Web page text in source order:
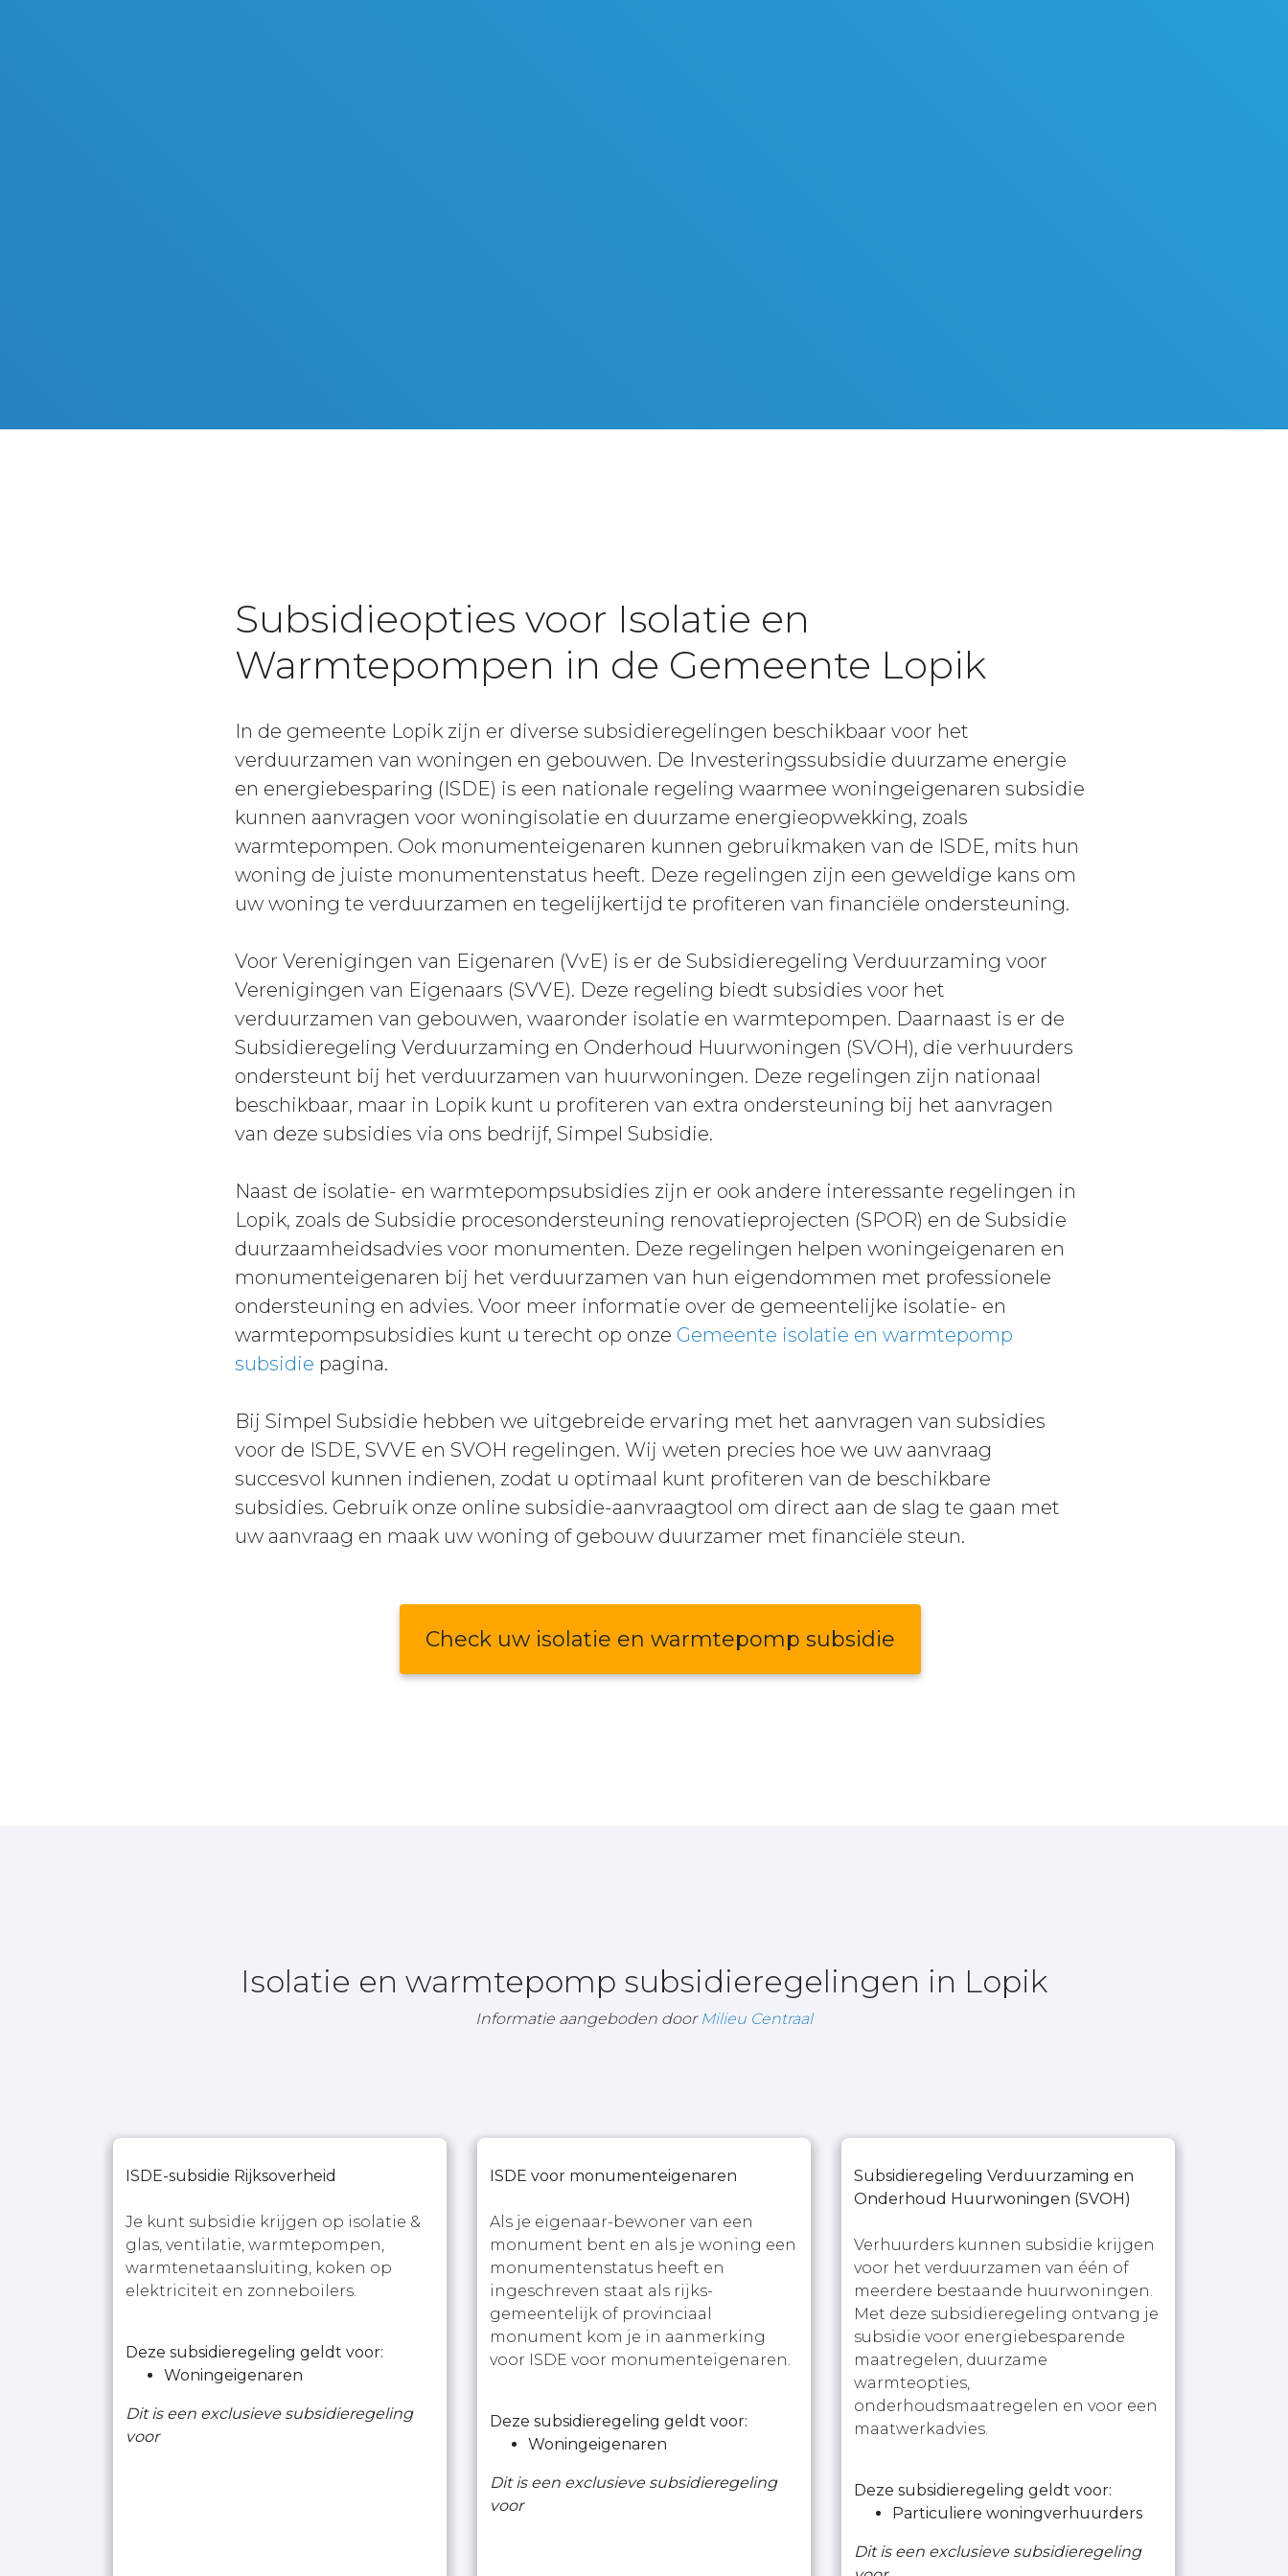
Subsidieopties voor Isolatie en
Warmtepompen in de Gemeente Lopik
In de gemeente Lopik zijn er diverse subsidieregelingen beschikbaar voor het
verduurzamen van woningen en gebouwen. De Investeringssubsidie duurzame energie
en energiebesparing (ISDE) is een nationale regeling waarmee woningeigenaren subsidie
kunnen aanvragen voor woningisolatie en duurzame energieopwekking, zoals
warmtepompen. Ook monumenteigenaren kunnen gebruikmaken van de ISDE, mits hun
woning de juiste monumentenstatus heeft. Deze regelingen zijn een geweldige kans om
uw woning te verduurzamen en tegelijkertijd te profiteren van financiële ondersteuning.
Voor Verenigingen van Eigenaren (VvE) is er de Subsidieregeling Verduurzaming voor
Verenigingen van Eigenaars (SVVE). Deze regeling biedt subsidies voor het
verduurzamen van gebouwen, waaronder isolatie en warmtepompen. Daarnaast is er de
Subsidieregeling Verduurzaming en Onderhoud Huurwoningen (SVOH), die verhuurders
ondersteunt bij het verduurzamen van huurwoningen. Deze regelingen zijn nationaal
beschikbaar, maar in Lopik kunt u profiteren van extra ondersteuning bij het aanvragen
van deze subsidies via ons bedrijf, Simpel Subsidie.
Naast de isolatie- en warmtepompsubsidies zijn er ook andere interessante regelingen in
Lopik, zoals de Subsidie procesondersteuning renovatieprojecten (SPOR) en de Subsidie
duurzaamheidsadvies voor monumenten. Deze regelingen helpen woningeigenaren en
monumenteigenaren bij het verduurzamen van hun eigendommen met professionele
ondersteuning en advies. Voor meer informatie over de gemeentelijke isolatie- en
warmtepompsubsidies kunt u terecht op onze Gemeente isolatie en warmtepomp
subsidie pagina.
Bij Simpel Subsidie hebben we uitgebreide ervaring met het aanvragen van subsidies
voor de ISDE, SVVE en SVOH regelingen. Wij weten precies hoe we uw aanvraag
succesvol kunnen indienen, zodat u optimaal kunt profiteren van de beschikbare
subsidies. Gebruik onze online subsidie-aanvraagtool om direct aan de slag te gaan met
uw aanvraag en maak uw woning of gebouw duurzamer met financiële steun.
Check uw isolatie en warmtepomp subsidie
Isolatie en warmtepomp subsidieregelingen in Lopik
Informatie aangeboden door Milieu Centraal
ISDE-subsidie Rijksoverheid
Je kunt subsidie krijgen op isolatie &
glas, ventilatie, warmtepompen,
warmtenetaansluiting, koken op
elektriciteit en zonneboilers.
Deze subsidieregeling geldt voor:
Woningeigenaren
Dit is een exclusieve subsidieregeling
voor
ISDE voor monumenteigenaren
Als je eigenaar-bewoner van een
monument bent en als je woning een
monumentenstatus heeft en
ingeschreven staat als rijks-
gemeentelijk of provinciaal
monument kom je in aanmerking
voor ISDE voor monumenteigenaren.
Deze subsidieregeling geldt voor:
Woningeigenaren
Dit is een exclusieve subsidieregeling
voor
Subsidieregeling Verduurzaming en
Onderhoud Huurwoningen (SVOH)
Verhuurders kunnen subsidie krijgen
voor het verduurzamen van één of
meerdere bestaande huurwoningen.
Met deze subsidieregeling ontvang je
subsidie voor energiebesparende
maatregelen, duurzame
warmteopties,
onderhoudsmaatregelen en voor een
maatwerkadvies.
Deze subsidieregeling geldt voor:
Particuliere woningverhuurders
Dit is een exclusieve subsidieregeling